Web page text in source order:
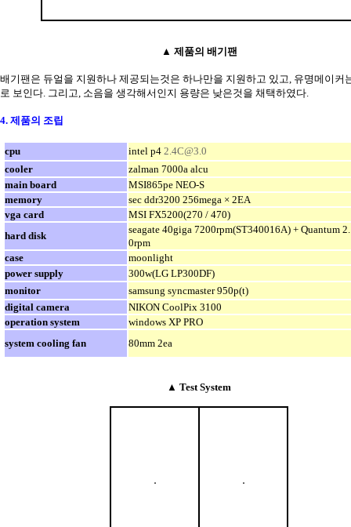
▲ 제품의 배기팬
배기팬은 듀얼을 지원하나 제공되는것은 하나만을 지원하고 있고, 유명메이커
로 보인다. 그리고, 소음을 생각해서인지 용량은 낮은것을 채택하였다.
4. 제품의 조립
cpu intel p4 2.4C@3.0
cooler
zalman 7000a alcu
main board
MSI865pe NEO-S
memory
sec ddr3200 256mega × 2EA
vga card
MSI FX5200(270 / 470)
hard disk
seagate 40giga 7200rpm(ST340016A) + Quantum
0rpm
case
moonlight
power supply
300w(LG LP300DF)
monitor
samsung syncmaster 950p(t)
digital camera
NIKON CoolPix 3100
operation system
windows XP PRO
system cooling fan
80mm 2ea
▲ Test System